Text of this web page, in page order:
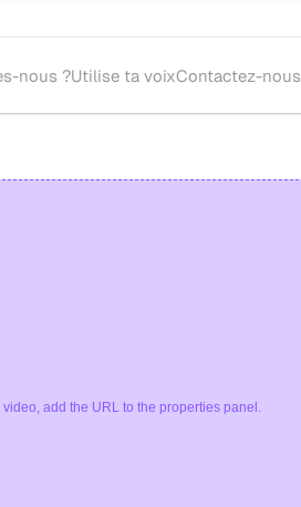
nous ?Utilise ta voixContactez-nous
video, add the URL to the properties panel.